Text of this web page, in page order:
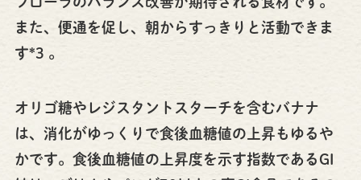
また、便通を促し、朝からすっきりと活動できま
す*3 。
オリゴ糖やレジスタントスターチを含むバナナ
は、消化がゆっくりで食後血糖値の上昇もゆるや
かです。食後血糖値の上昇度を示す指数であるGI